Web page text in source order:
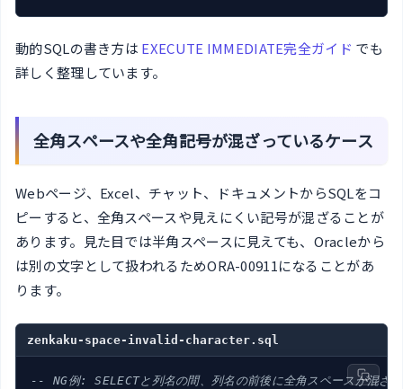
動的SQLの書き方は EXECUTE IMMEDIATE完全ガイド でも
詳しく整理しています。
全角スペースや全角記号が混ざっているケース
Webページ、Excel、チャット、ドキュメントからSQLをコ
ピーすると、全角スペースや見えにくい記号が混ざることが
あります。見た目では半角スペースに見えても、Oracleから
は別の文字として扱われるためORA-00911になることがあ
ります。
zenkaku-space-invalid-character.sql
-- NG例: SELECTと列名の間、列名の前後に全角スペースが混ざ